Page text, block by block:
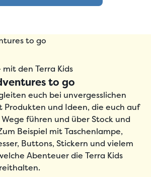
den Terra Kids
to go
euch bei unvergesslichen
Produkten und Ideen, die euch auf
führen und über Stock und
Beispiel mit Taschenlampe,
Buttons, Stickern und vielem
Abenteuer die Terra Kids